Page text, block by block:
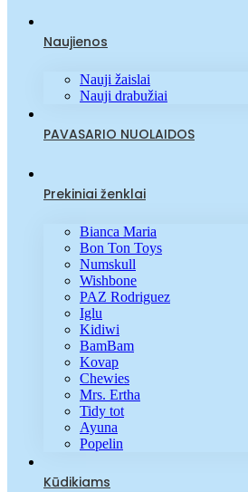
Naujienos
Nauji žaislai
Nauji drabužiai
PAVASARIO NUOLAIDOS
Prekiniai ženklai
Bianca Maria
Bon Ton Toys
Numskull
Wishbone
PAZ Rodriguez
Iglu
Kidiwi
BamBam
Kovap
Chewies
Mrs. Ertha
Tidy tot
Ayuna
Popelin
Kūdikiams